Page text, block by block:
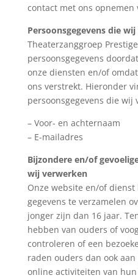
contact met ons opnemen
Persoonsgegevens die
Theaterzanggroep
persoonsgegevens
onze diensten en/of
ons verstrekt. Hieronder
persoonsgegevens die wij
– Voor- en achternaam
– E-mailadres
Bijzondere en/of
wij verwerken
Onze website en/of
gegevens te verzamelen
jonger zijn dan 16 jaar.
hebben van ouders of
controleren of een
raden ouders dan ook
online activiteiten van